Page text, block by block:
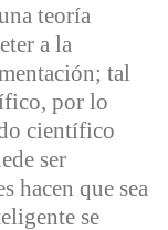
teoría
a la
tal
por lo
científico
ser
hacen que sea
se